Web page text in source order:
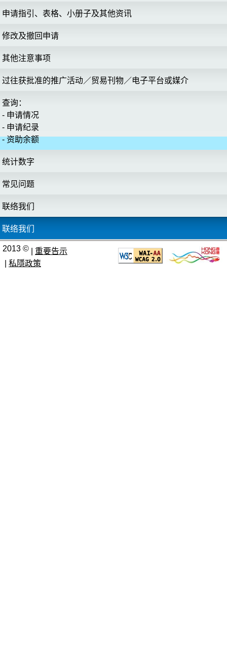
申请指引、表格、小册子及其他资讯
修改及撤回申请
其他注意事项
过往获批准的推广活动／贸易刊物／电子平台或媒介
查询：
- 申请情况
- 申请纪录
- 资助余额
统计数字
常见问题
联络我们
联络我们
2013 ©
重要告示
私隱政策